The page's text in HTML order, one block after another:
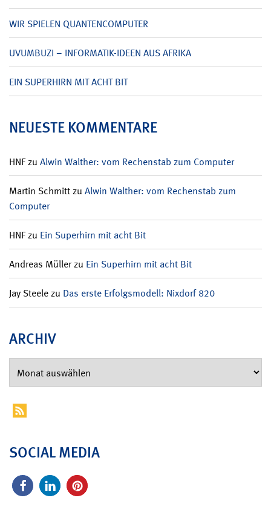
WIR SPIELEN QUANTENCOMPUTER
UVUMBUZI – INFORMATIK-IDEEN AUS AFRIKA
EIN SUPERHIRN MIT ACHT BIT
NEUESTE KOMMENTARE
HNFzu Alwin Walther: vom Rechenstab zum Computer
Martin Schmittzu Alwin Walther: vom Rechenstab zum
Computer
HNFzu Ein Superhirn mit acht Bit
Andreas Müllerzu Ein Superhirn mit acht Bit
Jay Steelezu Das erste Erfolgsmodell: Nixdorf 820
ARCHIV
SOCIAL MEDIA